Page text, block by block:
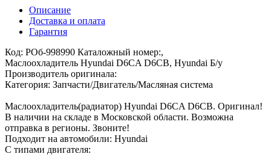
Описание
Доставка и оплата
Гарантия
Код: РОб-998990 Каталожный номер:,
Маслоохладитель Hyundai D6CA D6CB, Hyundai Б/у
Производитель оригинала:
Категория: Запчасти/Двигатель/Масляная система
Маслоохладитель(радиатор) Hyundai D6CA D6CB. Оригинал!
В наличии на складе в Московской области. Возможна
отправка в регионы. Звоните!
Подходит на автомобили: Hyundai
С типами двигателя: